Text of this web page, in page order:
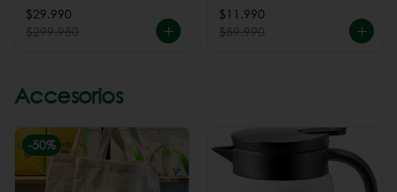
$29.990
$299.950
cafeteria
$11.990
$59.990
Accesorios
-50%